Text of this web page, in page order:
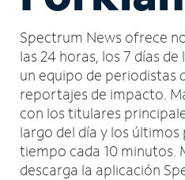
Spectrum News ofrece
las 24 horas, los 7 días
un equipo de periodistas
reportajes de impacto.
con los titulares
largo del día y los
tiempo cada 10 minutos.
descarga la aplicación